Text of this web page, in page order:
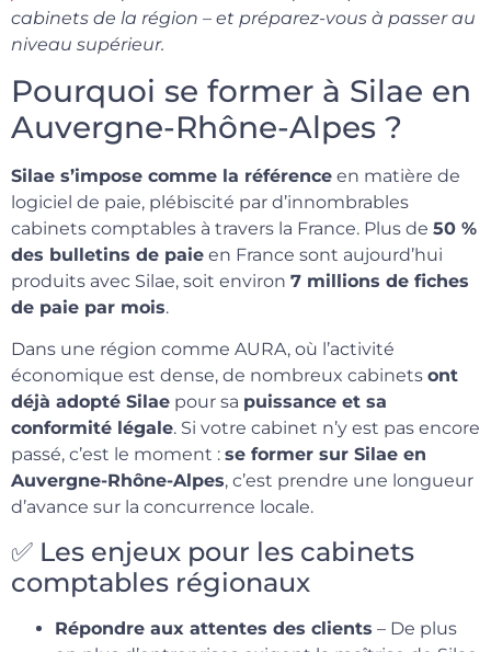
cabinets de la région – et préparez-vous à passer au
niveau supérieur.
Pourquoi se former à Silae en
Auvergne-Rhône-Alpes ?
Silae s’impose comme la référence en matière de
logiciel de paie, plébiscité par d’innombrables
cabinets comptables à travers la France. Plus de 50 %
des bulletins de paie en France sont aujourd’hui
produits avec Silae, soit environ 7 millions de fiches
de paie par mois.
Dans une région comme AURA, où l’activité
économique est dense, de nombreux cabinets ont
déjà adopté Silae pour sa puissance et sa
conformité légale. Si votre cabinet n’y est pas encore
passé, c’est le moment : se former sur Silae en
Auvergne-Rhône-Alpes, c’est prendre une longueur
d’avance sur la concurrence locale.
✅ Les enjeux pour les cabinets
comptables régionaux
Répondre aux attentes des clients – De plus